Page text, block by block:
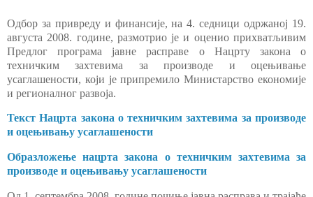
Одбор за привреду и финансије, на 4. седници одржаној 19.
августа 2008. године, размотрио је и оценио прихватљивим
Предлог програма јавне расправе о Нацрту закона о
техничким захтевима за производе и оцењивање
усаглашености, који је припремило Министарство економије
и регионалног развоја.
Текст Нацрта закона о техничким захтевима за производе
и оцењивању усаглашености
Образложење нацрта закона о техничким захтевима за
производе и оцењивању усаглашености